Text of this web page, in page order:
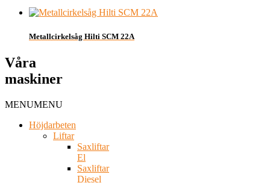
Metallcirkelsåg Hilti SCM 22A
Våra
maskiner
MENUMENU
Höjdarbeten
Liftar
Saxliftar
El
Saxliftar
Diesel